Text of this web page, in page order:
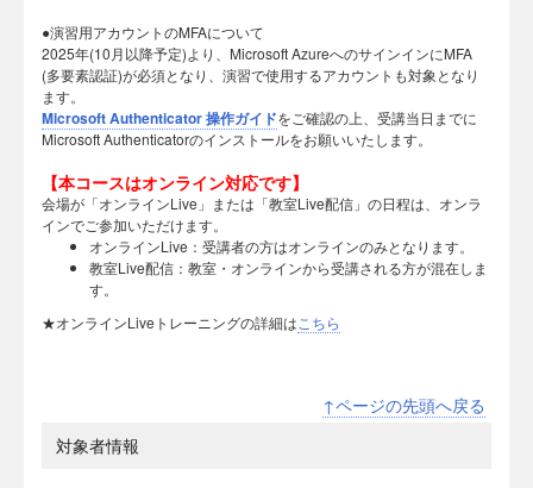
●演習用アカウントのMFAについて
2025年(10月以降予定)より、Microsoft AzureへのサインインにMFA
(多要素認証)が必須となり、演習で使用するアカウントも対象となり
ます。
Microsoft Authenticator 操作ガイドをご確認の上、受講当日までに
Microsoft Authenticatorのインストールをお願いいたします。
【本コースはオンライン対応です】
会場が「オンラインLive」または「教室Live配信」の日程は、オンラ
インでご参加いただけます。
オンラインLive：受講者の方はオンラインのみとなります。
教室Live配信：教室・オンラインから受講される方が混在しま
す。
★オンラインLiveトレーニングの詳細は こちら
↑ページの先頭へ戻る
対象者情報